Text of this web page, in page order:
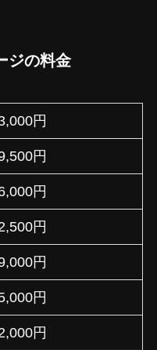
ジの料金
円
円
円
円
円
円
円